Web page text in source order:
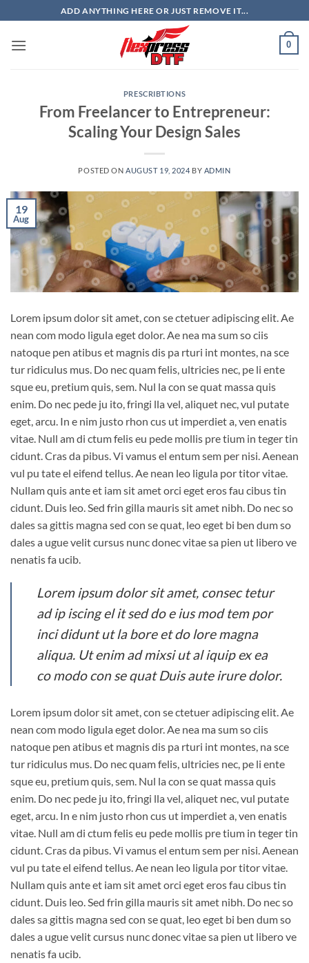
to
content
ADD ANYTHING HERE OR JUST REMOVE IT...
0
PRESCRIBTIONS
From Freelancer to Entrepreneur:
Scaling Your Design Sales
POSTED ON AUGUST 19, 2024 BY ADMIN
19
Aug
Lorem ipsum dolor sit amet, con se ctetuer adipiscing elit. Ae
nean com modo ligula eget dolor. Ae nea ma sum so ciis
natoque pen atibus et magnis dis pa rturi int montes, na sce
tur ridiculus mus. Do nec quam felis, ultricies nec, pe li ente
sque eu, pretium quis, sem. Nul la con se quat massa quis
enim. Do nec pede ju ito, fringi lla vel, aliquet nec, vul putate
eget, arcu. In e nim justo rhon cus ut imperdiet a, ven enatis
vitae. Null am di ctum felis eu pede mollis pre tium in teger tin
cidunt. Cras da pibus. Vi vamus el entum sem per nisi. Aenean
vul pu tate el eifend tellus. Ae nean leo ligula por titor vitae.
Nullam quis ante et iam sit amet orci eget eros fau cibus tin
cidunt. Duis leo. Sed frin gilla mauris sit amet nibh. Do nec so
dales sa gittis magna sed con se quat, leo eget bi ben dum so
dales a ugue velit cursus nunc donec vitae sa pien ut libero ve
nenatis fa ucib.
Lorem ipsum dolor sit amet, consec tetur
ad ip iscing el it sed do e ius mod tem por
inci didunt ut la bore et do lore magna
aliqua. Ut enim ad mixsi ut al iquip ex ea
co modo con se quat Duis aute irure dolor.
Lorem ipsum dolor sit amet, con se ctetuer adipiscing elit. Ae
nean com modo ligula eget dolor. Ae nea ma sum so ciis
natoque pen atibus et magnis dis pa rturi int montes, na sce
tur ridiculus mus. Do nec quam felis, ultricies nec, pe li ente
sque eu, pretium quis, sem. Nul la con se quat massa quis
enim. Do nec pede ju ito, fringi lla vel, aliquet nec, vul putate
eget, arcu. In e nim justo rhon cus ut imperdiet a, ven enatis
vitae. Null am di ctum felis eu pede mollis pre tium in teger tin
cidunt. Cras da pibus. Vi vamus el entum sem per nisi. Aenean
vul pu tate el eifend tellus. Ae nean leo ligula por titor vitae.
Nullam quis ante et iam sit amet orci eget eros fau cibus tin
cidunt. Duis leo. Sed frin gilla mauris sit amet nibh. Do nec so
dales sa gittis magna sed con se quat, leo eget bi ben dum so
dales a ugue velit cursus nunc donec vitae sa pien ut libero ve
nenatis fa ucib.